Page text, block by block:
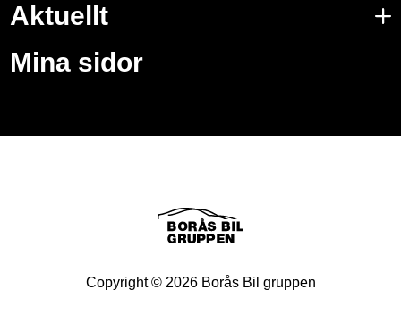
Aktuellt
Mina sidor
Copyright © 2026 Borås Bil gruppen